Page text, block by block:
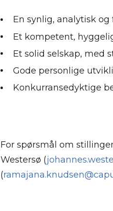
En synlig, analytisk
Et kompetent,
Et solid selskap,
Gode personlige
Konkurransedyktige
For spørsmål om
Westersø (
(